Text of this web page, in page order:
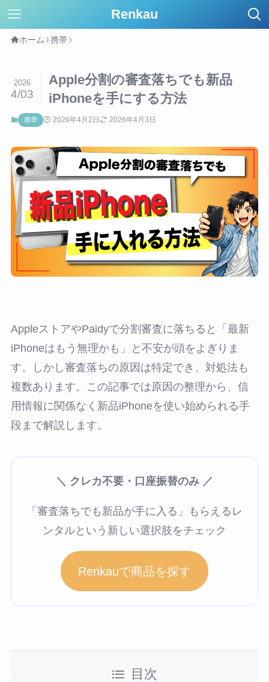
Renkau
ホーム 携帯
Apple分割の審査落ちでも新品
iPhoneを手にする方法
2026
4/03
携帯 2026年4月2日 2026年4月3日
AppleストアやPaidyで分割審査に落ちると「最新
iPhoneはもう無理かも」と不安が頭をよぎりま
す。しかし審査落ちの原因は特定でき、対処法も
複数あります。この記事では原因の整理から、信
用情報に関係なく新品iPhoneを使い始められる手
段まで解説します。
＼ クレカ不要・口座振替のみ ／
「審査落ちでも新品が手に入る」もらえるレ
ンタルという新しい選択肢をチェック
Renkauで商品を探す
目次